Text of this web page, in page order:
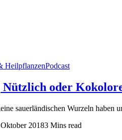
HeilpflanzenPodcast
Nützlich oder
sauerländischen Wurzeln haben
20183 Mins read